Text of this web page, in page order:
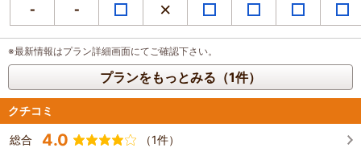
※最新情報はプラン詳細画面にてご確認下さい。
プランをもっとみる（1件）
クチコミ
総合 4.0 （1件）